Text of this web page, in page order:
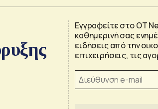
Εγγραφείτε στο OT
καθημερινή σας
ειδήσεις από την
επιχειρήσεις, τις